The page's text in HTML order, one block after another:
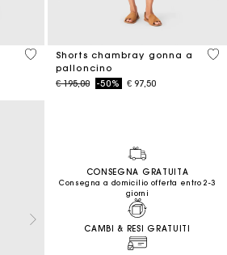
4,9 out of 5 Customer Rating
Shorts chambray gonna a
palloncino
Price reduced from
€ 195,00to-50% € 97,50
5
CONSEGNA GRATUITA
Consegna a domicilio offerta entro 2-3
giorni
CAMBI & RESI GRATUITI